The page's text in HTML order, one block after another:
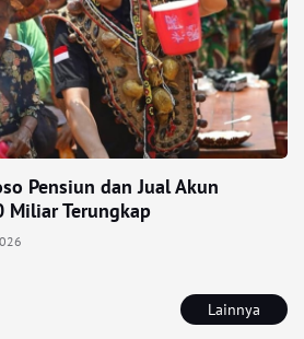
Lainnya
Pensiun dan Jual Akun
Miliar Terungkap